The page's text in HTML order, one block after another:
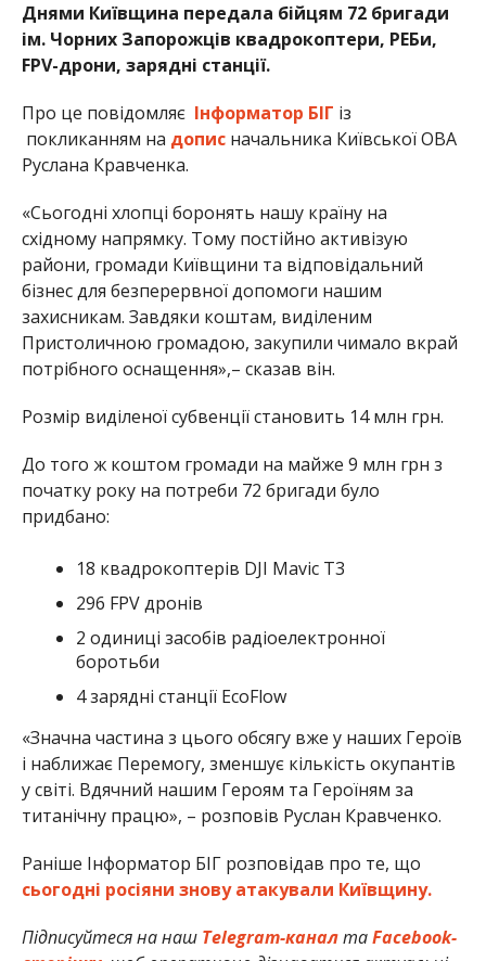
Днями Київщина передала бійцям 72 бригади
ім. Чорних Запорожців квадрокоптери, РЕБи,
FPV-дрони, зарядні станції.
Про це повідомляє Інформатор БІГ із
покликанням на допис начальника Київської ОВА
Руслана Кравченка.
«Сьогодні хлопці боронять нашу країну на
східному напрямку. Тому постійно активізую
райони, громади Київщини та відповідальний
бізнес для безперервної допомоги нашим
захисникам. Завдяки коштам, виділеним
Пристоличною громадою, закупили чимало вкрай
потрібного оснащення»,– сказав він.
Розмір виділеної субвенції становить 14 млн грн.
До того ж коштом громади на майже 9 млн грн з
початку року на потреби 72 бригади було
придбано:
18 квадрокоптерів DJI Mavic T3
296 FPV дронів
2 одиниці засобів радіоелектронної
боротьби
4 зарядні станції EcoFlow
«Значна частина з цього обсягу вже у наших Героїв
і наближає Перемогу, зменшує кількість окупантів
у світі. Вдячний нашим Героям та Героїням за
титанічну працю», – розповів Руслан Кравченко.
Раніше Інформатор БІГ розповідав про те, що
сьогодні росіяни знову атакували Київщину.
Підписуйтеся на наш Telegram-канал таFacebook-